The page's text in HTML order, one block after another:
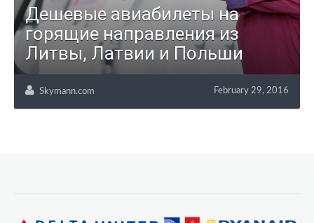
Дешевые авиабилеты на
горящие направления из
Литвы, Латвии и Польши
Skymann.com February 29, 2016